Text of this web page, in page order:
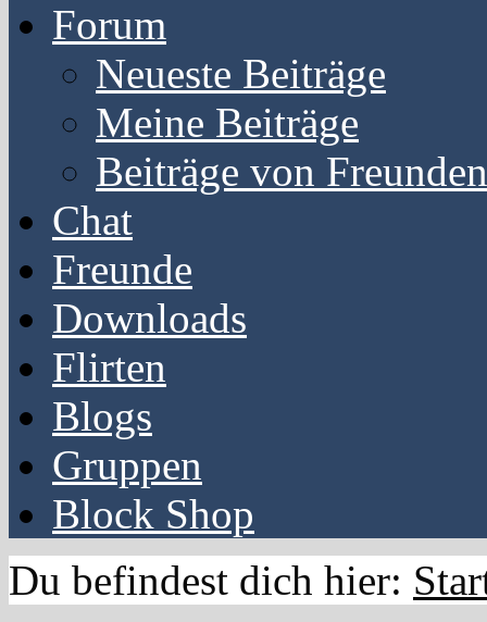
Forum
Neueste Beiträge
Meine Beiträge
Beiträge von Freunden
Chat
Freunde
Downloads
Flirten
Blogs
Gruppen
Block Shop
Du befindest dich hier: